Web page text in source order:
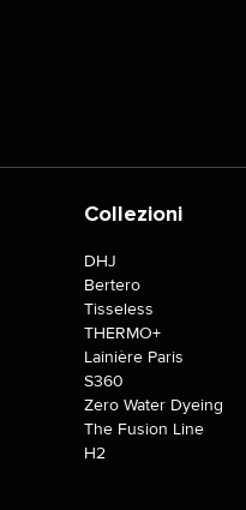
Collezioni
DHJ
Bertero
Tisseless
THERMO+
Lainière Paris
S360
Zero Water Dyeing
The Fusion Line
H2